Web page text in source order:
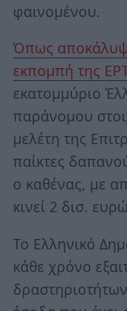
φαινομένου.
Όπως
εκπομπή της
εκατομμύριο
παράνομου
μελέτη της
παίκτες
ο καθένας, με
κινεί 2 δισ.
Το Ελληνικό
κάθε χρόνο